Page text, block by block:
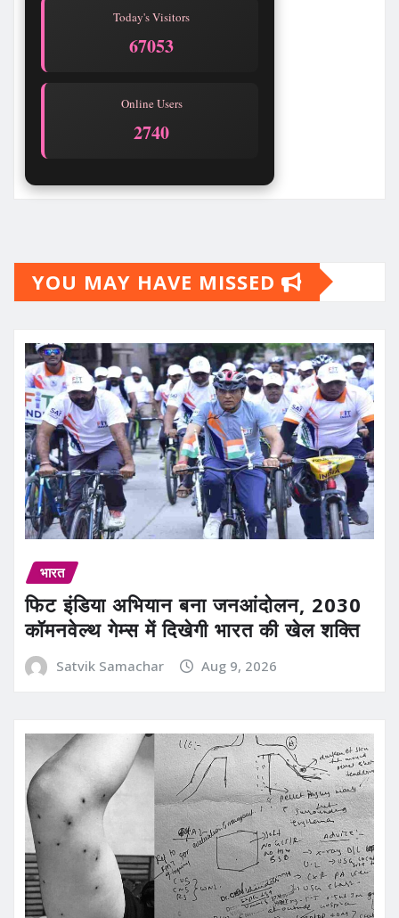
Today's Visitors
67053
Online Users
2740
YOU MAY HAVE MISSED
भारत
फिट इंडिया अभियान बना जनआंदोलन, 2030
कॉमनवेल्थ गेम्स में दिखेगी भारत की खेल शक्ति
Satvik Samachar Aug 9, 2026